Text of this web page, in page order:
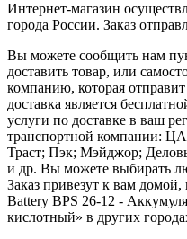
Интернет-магазин
города России. Заказ
Вы можете сообщить нам
доставить товар, или
компанию, которая
доставка является
услуги по доставке в ваш
транспортной компании:
Траст; Пэк; Мэйджор;
и др. Вы можете выбирать
Заказ привезут к вам
Battery BPS 26-12 -
кислотный» в других